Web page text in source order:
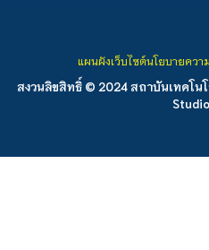
สงวนลิขสิทธิ์ © 2024 สถาบันเทคโนโ
Studio
แผนผังเว็บไซต์นโยบายควา